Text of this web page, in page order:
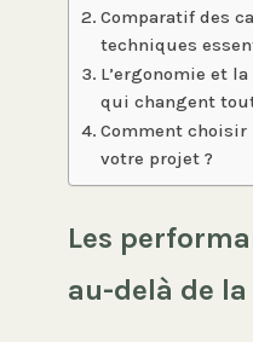
Comparatif des
techniques
L’ergonomie et
qui changent
Comment choisir
votre projet ?
Les
au-delà de